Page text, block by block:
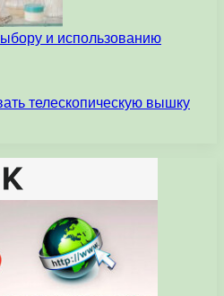
и использованию
телескопическую вышку